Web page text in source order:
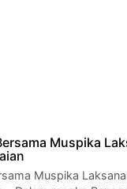
Muspika
Muspika